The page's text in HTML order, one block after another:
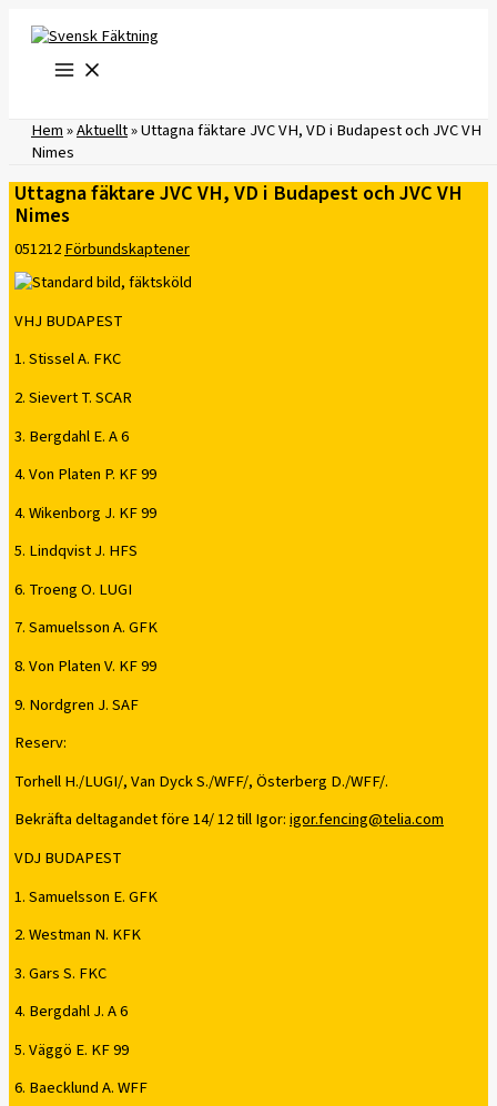
innehåll
Hem»Aktuellt»Uttagna fäktare JVC VH, VD i Budapest och JVC VH
Nimes
Uttagna fäktare JVC VH, VD i Budapest och JVC VH
Nimes
051212Förbundskaptener
VHJ BUDAPEST
1. Stissel A. FKC
2. Sievert T. SCAR
3. Bergdahl E. A 6
4. Von Platen P. KF 99
4. Wikenborg J. KF 99
5. Lindqvist J. HFS
6. Troeng O. LUGI
7. Samuelsson A. GFK
8. Von Platen V. KF 99
9. Nordgren J. SAF
Reserv:
Torhell H./LUGI/, Van Dyck S./WFF/, Österberg D./WFF/.
Bekräfta deltagandet före 14/ 12 till Igor:igor.fencing@telia.com
VDJ BUDAPEST
1. Samuelsson E. GFK
2. Westman N. KFK
3. Gars S. FKC
4. Bergdahl J. A 6
5. Väggö E. KF 99
6. Baecklund A. WFF